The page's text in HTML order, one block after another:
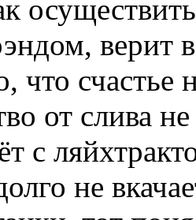
верит
что счастье
от слива не
с
не